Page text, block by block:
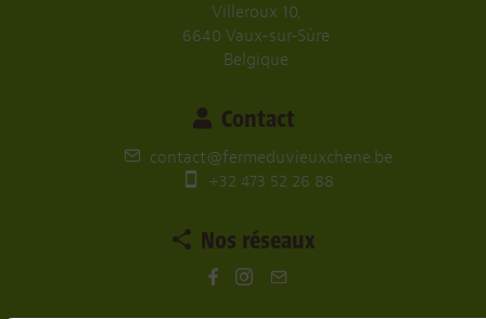
Villeroux 10,
6640 Vaux-sur-Sûre
Belgique
Contact
contact@fermeduvieuxchene.be
+32 473 52 26 88
Nos réseaux